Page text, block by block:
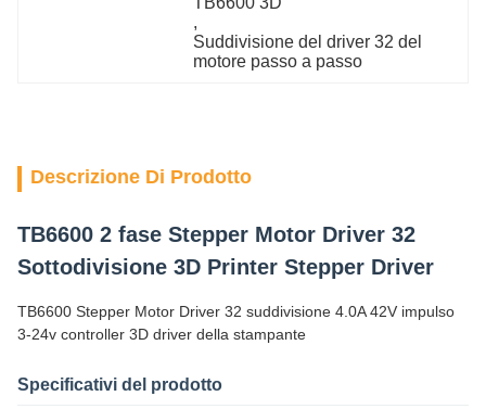
,
Suddivisione del driver 32 del
motore passo a passo
Descrizione Di Prodotto
TB6600 2 fase Stepper Motor Driver 32
Sottodivisione 3D Printer Stepper Driver
TB6600 Stepper Motor Driver 32 suddivisione 4.0A 42V impulso
3-24v controller 3D driver della stampante
Specificativi del prodotto